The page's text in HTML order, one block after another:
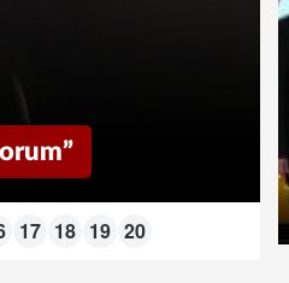
17 18 19 20